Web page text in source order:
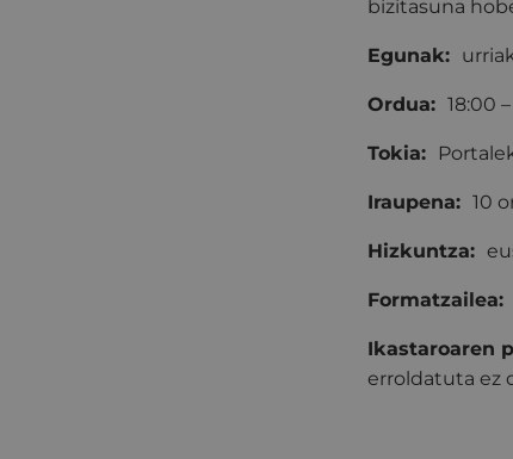
bizitasuna
Egunak:
Ordua: 18:00
Tokia:
Iraupena: 10
Hizkuntza:
Formatzailea:
Ikastaroaren
erroldatuta ez